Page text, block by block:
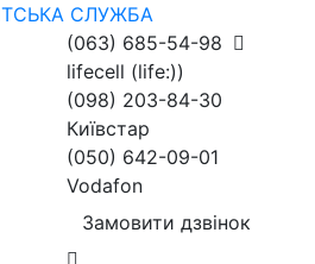
СЛУЖБА
(063) 685-54-98
lifecell (life:))
(098) 203-84-30
Київстар
(050) 642-09-01
Vodafon
Замовити дзвінок